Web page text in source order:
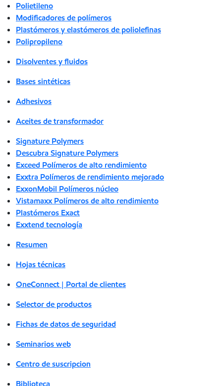
Polietileno
Modificadores de polímeros
Plastómeros y elastómeros de poliolefinas
Polipropileno
Disolventes y fluidos
Bases sintéticas
Adhesivos
Aceites de transformador
Signature Polymers
Descubra Signature Polymers
Exceed Polímeros de alto rendimiento
Exxtra Polímeros de rendimiento mejorado
ExxonMobil Polímeros núcleo
Vistamaxx Polímeros de alto rendimiento
Plastómeros Exact
Exxtend tecnología
Resumen
Hojas técnicas
OneConnect | Portal de clientes
Selector de productos
Fichas de datos de seguridad
Seminarios web
Centro de suscripcion
Biblioteca